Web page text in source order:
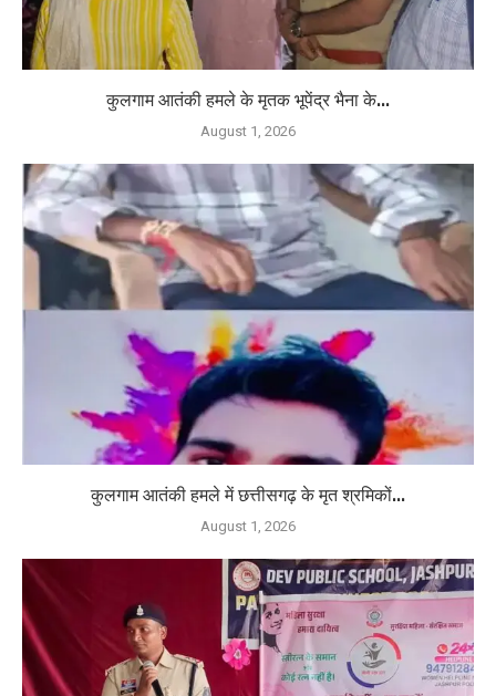
कुलगाम आतंकी हमले के मृतक भूपेंद्र भैना के...
August 1, 2026
कुलगाम आतंकी हमले में छत्तीसगढ़ के मृत श्रमिकों...
August 1, 2026